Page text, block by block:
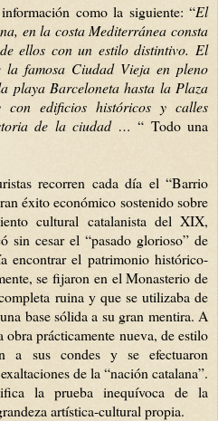
como la siguiente: “El
en la costa Mediterránea consta
ellos con un estilo distintivo. El
famosa Ciudad Vieja en pleno
playa Barceloneta hasta la Plaza
edificios históricos y calles
de la ciudad …“ Todo una
recorren cada día el “Barrio
éxito económico sostenido sobre
cultural catalanista del XIX,
sin cesar el “pasado glorioso” de
encontrar el patrimonio histórico-
se fijaron en el Monasterio de
ruina y que se utilizaba de
base sólida a su gran mentira. A
prácticamente nueva, de estilo
a sus condes y se efectuaron
de la “nación catalana”.
la prueba inequívoca de la
artística-cultural propia.